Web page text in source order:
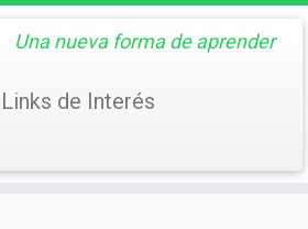
Una nueva forma de aprender
Links de Interés